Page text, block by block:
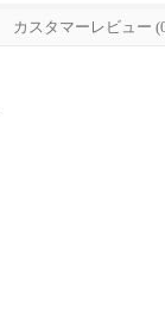
カスタマーレビュー